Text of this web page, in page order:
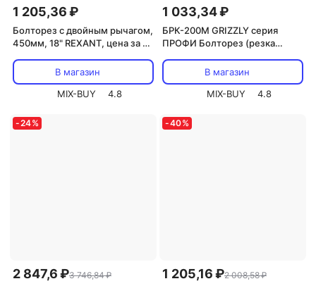
1 205,36 ₽
Болторез с двойным рычагом,
450мм, 18" REXANT, цена за 1
В магазин
MIX-BUY
4.8
1 033,34 ₽
БРК-200М GRIZZLY серия
ПРОФИ Болторез (резка
до 4 мм), цена за 1 шт
В магазин
MIX-BUY
4.8
-24%
2 847,6 ₽3 746,84 ₽
-40%
1 205,16 ₽2 008,58 ₽